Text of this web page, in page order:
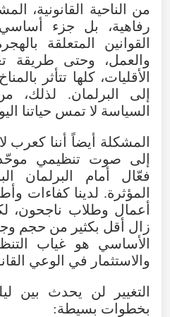
من الناحية القانونية،
رفاهية، بل جزء أساسي
القوانين
المتعلقة
والعمل، وحتى طريقة
الأقليات،كلها تتأثر بالمناخ
إلى
البرلمان. لذلك،
السياسة لا تمس حياتنا
المشكلة أيضاً أننا كعرب لا
إلى
صوت تنظيمي
فعّال
أمام البرلمان
المؤثرة. لدينا كفاءات
أعمال وطلاب ناجحون،
زال أقل بكثير من حجم
الأساسي
هو غياب
والاستثمار في الوعي
التغيير
لن يحدث بين
بخطوات بسيطة: